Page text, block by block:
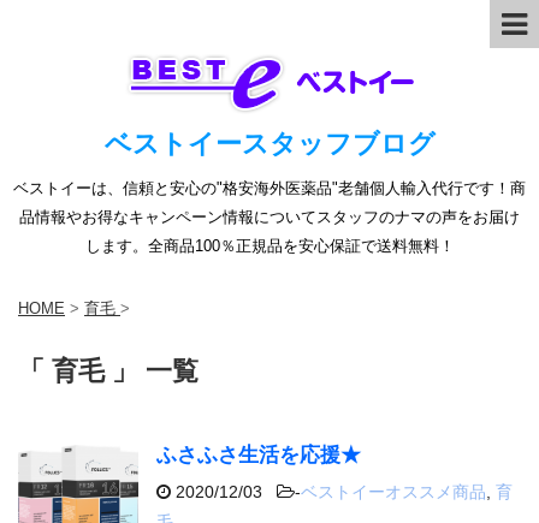
ベストイースタッフブログ
ベストイーは、信頼と安心の"格安海外医薬品"老舗個人輸入代行です！商
品情報やお得なキャンペーン情報についてスタッフのナマの声をお届け
します。全商品100％正規品を安心保証で送料無料！
HOME > 育毛 >
「 育毛 」 一覧
ふさふさ生活を応援★
2020/12/03 -ベストイーオススメ商品 育